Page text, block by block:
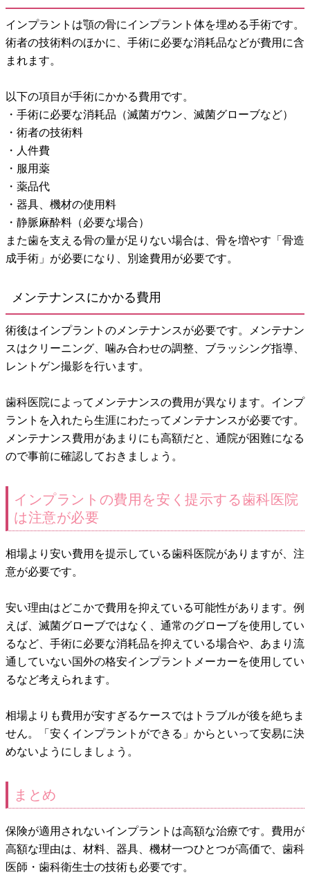
インプラントは顎の骨にインプラント体を埋める手術です。
術者の技術料のほかに、手術に必要な消耗品などが費用に含
まれます。
以下の項目が手術にかかる費用です。
・手術に必要な消耗品（滅菌ガウン、滅菌グローブなど）
・術者の技術料
・人件費
・服用薬
・薬品代
・器具、機材の使用料
・静脈麻酔料（必要な場合）
また歯を支える骨の量が足りない場合は、骨を増やす「骨造
成手術」が必要になり、別途費用が必要です。
メンテナンスにかかる費用
術後はインプラントのメンテナンスが必要です。メンテナン
スはクリーニング、噛み合わせの調整、ブラッシング指導、
レントゲン撮影を行います。
歯科医院によってメンテナンスの費用が異なります。インプ
ラントを入れたら生涯にわたってメンテナンスが必要です。
メンテナンス費用があまりにも高額だと、通院が困難になる
ので事前に確認しておきましょう。
インプラントの費用を安く提示する歯科医院
は注意が必要
相場より安い費用を提示している歯科医院がありますが、注
意が必要です。
安い理由はどこかで費用を抑えている可能性があります。例
えば、滅菌グローブではなく、通常のグローブを使用してい
るなど、手術に必要な消耗品を抑えている場合や、あまり流
通していない国外の格安インプラントメーカーを使用してい
るなど考えられます。
相場よりも費用が安すぎるケースではトラブルが後を絶ちま
せん。「安くインプラントができる」からといって安易に決
めないようにしましょう。
まとめ
保険が適用されないインプラントは高額な治療です。費用が
高額な理由は、材料、器具、機材一つひとつが高価で、歯科
医師・歯科衛生士の技術も必要です。